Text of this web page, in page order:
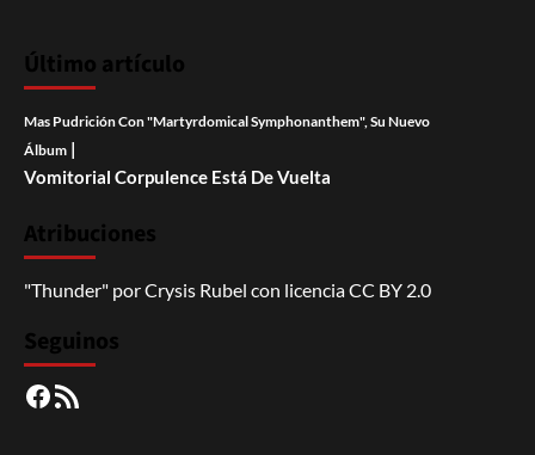
Último artículo
Mas Pudrición Con "Martyrdomical Symphonanthem", Su Nuevo
Álbum |
Vomitorial Corpulence Está De Vuelta
Atribuciones
"Thunder" porCrysis Rubel con licenciaCC BY 2.0
Seguinos
Facebook
RSS